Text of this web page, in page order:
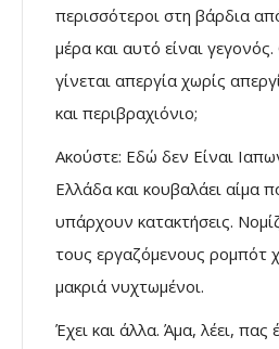
περισσότεροι στη βάρδια
μέρα και αυτό είναι
γίνεται απεργία χωρίς
και περιβραχιόνιο;
Ακούστε: Εδώ δεν Είναι
Ελλάδα και κουβαλάει αίμα
υπάρχουν κατακτήσεις.
τους εργαζόμενους ρομπότ
μακριά νυχτωμένοι.
Έχει και άλλα. Άμα, λέει, πας